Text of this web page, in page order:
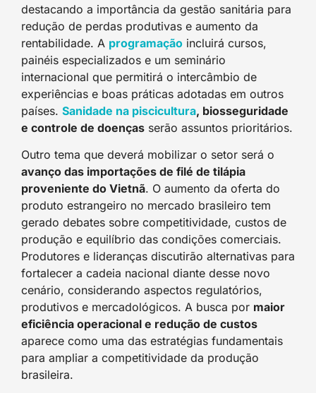
destacando a importância da gestão sanitária para
redução de perdas produtivas e aumento da
rentabilidade. A programação incluirá cursos,
painéis especializados e um seminário
internacional que permitirá o intercâmbio de
experiências e boas práticas adotadas em outros
países. Sanidade na piscicultura, biosseguridade
e controle de doenças serão assuntos prioritários.
Outro tema que deverá mobilizar o setor será o
avanço das importações de filé de tilápia
proveniente do Vietnã. O aumento da oferta do
produto estrangeiro no mercado brasileiro tem
gerado debates sobre competitividade, custos de
produção e equilíbrio das condições comerciais.
Produtores e lideranças discutirão alternativas para
fortalecer a cadeia nacional diante desse novo
cenário, considerando aspectos regulatórios,
produtivos e mercadológicos. A busca por maior
eficiência operacional e redução de custos
aparece como uma das estratégias fundamentais
para ampliar a competitividade da produção
brasileira.